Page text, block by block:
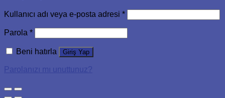
Kullanıcı adı veya e-posta adresi *
Parola *
Beni hatırla Giriş Yap
Parolanızı mı unuttunuz?